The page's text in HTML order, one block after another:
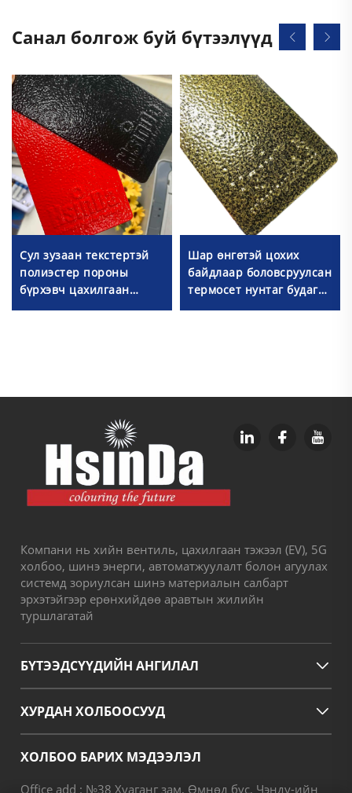
Санал болгож буй бүтээлүүд
Сул зузаан текстертэй
полиэстер пороны
бүрхэвч цахилгаан
кабинетт хэрэглэх,
Шар өнгөтэй цохих
байдлаар боловсруулсан
термосет нунтаг будаг
эпоксид полиэстер
Компани нь хийн вентиль, цахилгаан тэжээл (EV), 5G
холбоо, шинэ энерги, автоматжуулалт болон агуулах
системд зориулсан шинэ материалын салбарт
эрхэтэйгээр ерөнхийдөө аравтын жилийн
туршлагатай
БҮТЭЭДСҮҮДИЙН АНГИЛАЛ
ХУРДАН ХОЛБООСУУД
ХОЛБОО БАРИХ МЭДЭЭЛЭЛ
Office add : №38 Хуаганг зам, Өмнөд бүс, Чэнду-ийн